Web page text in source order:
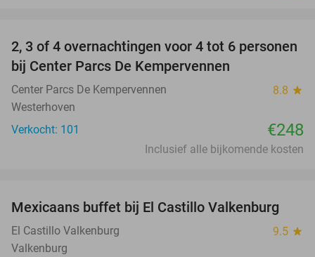
2, 3 of 4 overnachtingen voor 4 tot 6 personen
bij Center Parcs De Kempervennen
Center Parcs De Kempervennen 8.8 star
Westerhoven
Verkocht: 101
€248
Inclusief alle bijkomende kosten
24%
Mexicaans buffet bij El Castillo Valkenburg
El Castillo Valkenburg 9.5 star
Valkenburg